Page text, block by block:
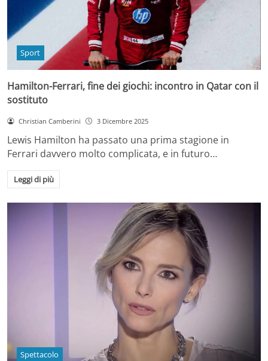
Sport
Hamilton-Ferrari, fine dei giochi: incontro in Qatar con il
sostituto
Christian Camberini 3 Dicembre 2025
Lewis Hamilton ha passato una prima stagione in
Ferrari davvero molto complicata, e in futuro…
Leggi di più
Spettacolo